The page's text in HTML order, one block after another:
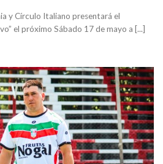
y Círculo Italiano presentará el
el próximo Sábado 17 de mayo a [...]